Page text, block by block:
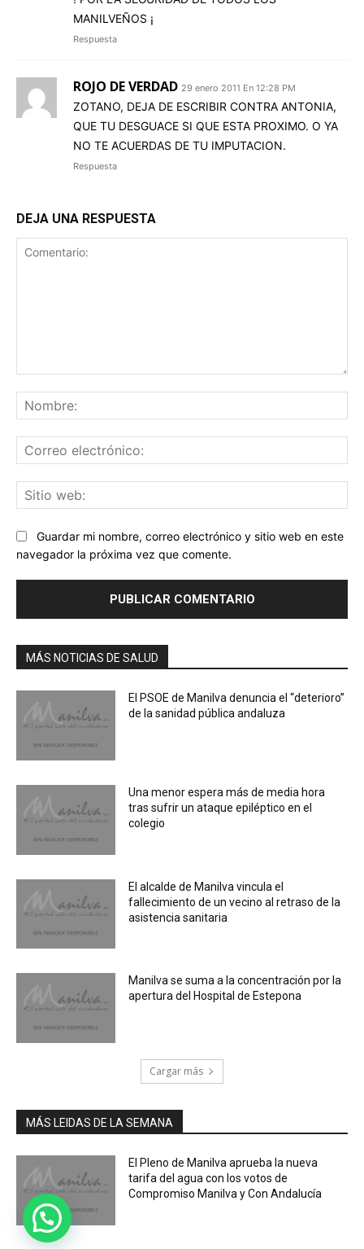
MANILVEÑOS ¡
Respuesta
ROJO DE VERDAD 29 enero 2011 En 12:28 PM
ZOTANO, DEJA DE ESCRIBIR CONTRA ANTONIA,
QUE TU DESGUACE SI QUE ESTA PROXIMO. O YA
NO TE ACUERDAS DE TU IMPUTACION.
Respuesta
DEJA UNA RESPUESTA
Guardar mi nombre, correo electrónico y sitio web en este
navegador la próxima vez que comente.
MÁS NOTICIAS DE SALUD
El PSOE de Manilva denuncia el “deterioro”
de la sanidad pública andaluza
Una menor espera más de media hora
tras sufrir un ataque epiléptico en el
colegio
El alcalde de Manilva vincula el
fallecimiento de un vecino al retraso de la
asistencia sanitaria
Manilva se suma a la concentración por la
apertura del Hospital de Estepona
Cargar más
MÁS LEIDAS DE LA SEMANA
El Pleno de Manilva aprueba la nueva
tarifa del agua con los votos de
Compromiso Manilva y Con Andalucía